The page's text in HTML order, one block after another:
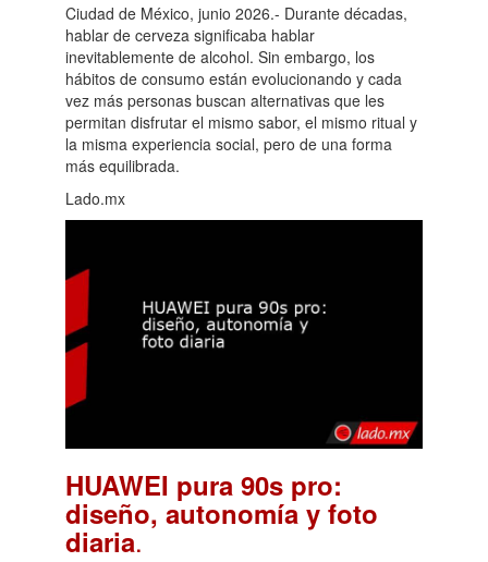
Ciudad de México, junio 2026.- Durante décadas,
hablar de cerveza significaba hablar
inevitablemente de alcohol. Sin embargo, los
hábitos de consumo están evolucionando y cada
vez más personas buscan alternativas que les
permitan disfrutar el mismo sabor, el mismo ritual y
la misma experiencia social, pero de una forma
más equilibrada.
Lado.mx
HUAWEI pura 90s pro:
diseño, autonomía y foto
diaria.